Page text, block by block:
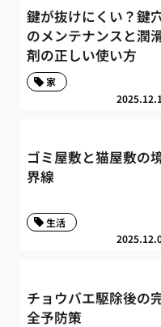
鍵が抜けにくい？鍵
のメンテナンスと潤
剤の正しい使い方
家
ゴミ屋敷と猫屋敷の
界線
生活
チョウバエ駆除後の
全予防策